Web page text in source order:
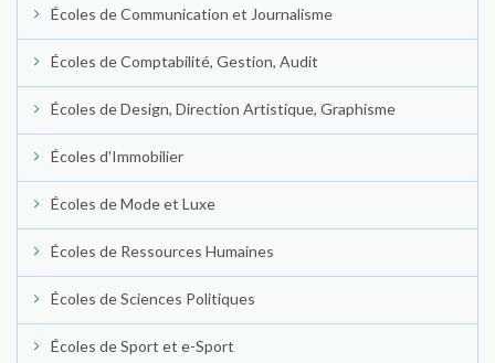
Écoles de Communication et Journalisme
Écoles de Comptabilité, Gestion, Audit
Écoles de Design, Direction Artistique, Graphisme
Écoles d'Immobilier
Écoles de Mode et Luxe
Écoles de Ressources Humaines
Écoles de Sciences Politiques
Écoles de Sport et e-Sport